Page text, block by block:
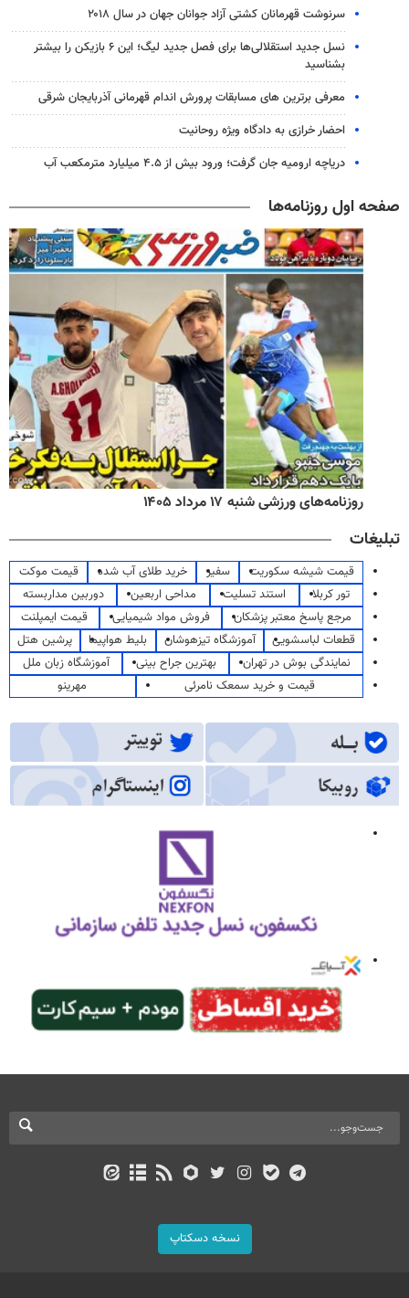
سرنوشت قهرمانان کشتی آزاد جوانان جهان در سال ۲۰۱۸
نسل جدید استقلالی‌ها برای فصل جدید لیگ؛ این ۶ بازیکن را بیشتر
بشناسید
معرفی برترین های مسابقات پرورش اندام قهرمانی آذربایجان شرقی
احضار خرازی به دادگاه ویژه روحانیت
دریاچه ارومیه جان گرفت؛ ورود بیش از ۴.۵ میلیارد مترمکعب آب
صفحه اول روزنامه‌ها
روزنامه‌های ورزشی شنبه ۱۷ مرداد ۱۴۰۵
تبلیغات
قیمت شیشه سکوریت سفیر خرید طلای آب شده
قیمت موکت
تور کربلا
استند تسلیت مداحی اربعین
دوربین مداربسته
مرجع پاسخ معتبر پزشکان
فروش مواد شیمیایی
قیمت ایمپلنت
قطعات لباسشویی
آموزشگاه تیزهوشان بلیط هواپیما
پرشین هتل
نمایندگی بوش در تهران
بهترین جراح بینی
آموزشگاه زبان ملل
قیمت و خرید سمعک نامرئی
مهرینو
نسخه دسکتاپ